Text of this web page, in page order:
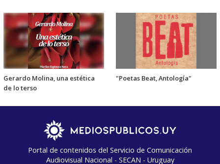
Gerardo Molina, una estética
de lo terso
"Poetas Beat, Antología"
Portal de contenidos del Servicio de Comunicación
Audiovisual Nacional - SECAN - Uruguay